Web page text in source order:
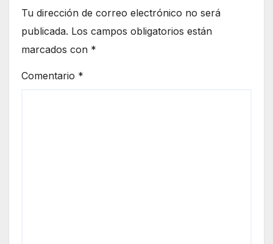
Tu dirección de correo electrónico no será
publicada. Los campos obligatorios están
marcados con *
Comentario *